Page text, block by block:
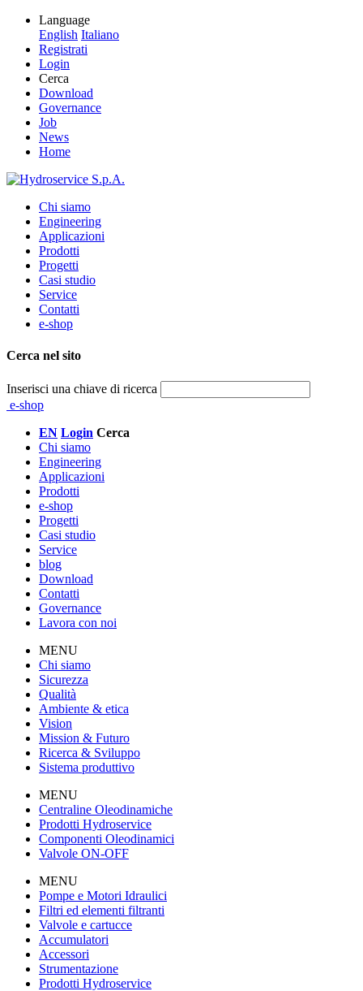
Language
English Italiano
Registrati
Login
Cerca
Download
Governance
Job
News
Home
Chi siamo
Engineering
Applicazioni
Prodotti
Progetti
Casi studio
Service
Contatti
e-shop
Cerca nel sito
Inserisci una chiave di ricerca
e-shop
EN Login Cerca
Chi siamo
Engineering
Applicazioni
Prodotti
e-shop
Progetti
Casi studio
Service
blog
Download
Contatti
Governance
Lavora con noi
MENU
Chi siamo
Sicurezza
Qualità
Ambiente & etica
Vision
Mission & Futuro
Ricerca & Sviluppo
Sistema produttivo
MENU
Centraline Oleodinamiche
Prodotti Hydroservice
Componenti Oleodinamici
Valvole ON-OFF
MENU
Pompe e Motori Idraulici
Filtri ed elementi filtranti
Valvole e cartucce
Accumulatori
Accessori
Strumentazione
Prodotti Hydroservice